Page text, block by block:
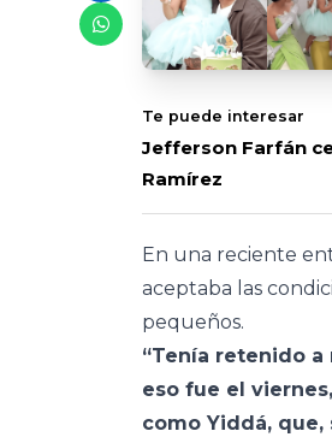
Te puede interesar
Jefferson Farfán
Ramírez
En una reciente
aceptaba las
pequeños.
“Tenía retenido
eso fue el
como Yiddá, que,